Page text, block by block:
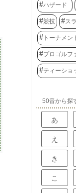
ハザード
競技 ス
トーナメン
プロゴルフ
ティーショ
50音から探
あ
え
き
こ